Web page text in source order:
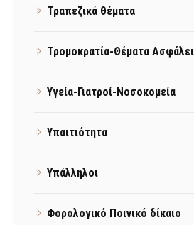
Τραπεζικά θέματα
Τρομοκρατία-Θέματα
Υγεία-Γιατροί-Νοσοκομεία
Υπαιτιότητα
Υπάλληλοι
Φορολογικό Ποινικό δίκαιο